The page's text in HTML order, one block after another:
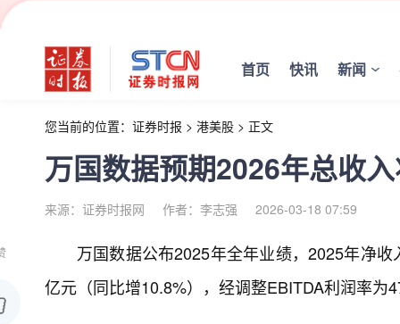
首页 快讯 新闻
您当前的位置： 证券时报 > 港美股 > 正文
万国数据预期2026年总收
来源：证券时报网 作者：李志强 2026-03-18 07:59
万国数据公布2025年全年业绩，2025年净
亿元（同比增10.8%），经调整EBITDA利润率为